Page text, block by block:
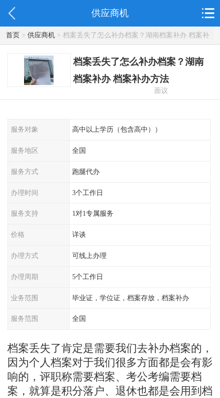
供应商机
首页> 供应商机> 档案丢失了怎么补办档案？湖南档案补办 档案补
办方法
档案丢失了怎么补办档案？湖南
档案补办 档案补办方法
面议
服务对象 高中以上学历（包含高中））
服务地区 全国
服务方式 跑腿代办
办理时间 3个工作日
服务支持 1对1专属服务
价格 详谈
办理方式 可线上办理
办理周期 5个工作日
业务范围 毕业证，学位证，档案存放，档案补办
服务范围 全国
档案丢失了肯定是需要我们去补办档案的，
因为个人档案对于我们很多方面都是会有影
响的，评职称需要档案、考公考编需要档
案，就算是积分落户、退休也都是会用到档